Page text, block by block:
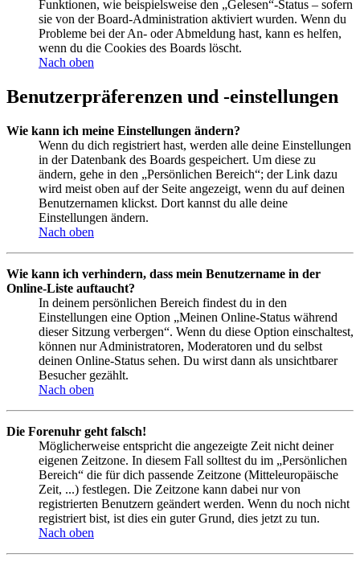
Funktionen, wie beispielsweise den „Gelesen“-Status – sofern
sie von der Board-Administration aktiviert wurden. Wenn du
Probleme bei der An- oder Abmeldung hast, kann es helfen,
wenn du die Cookies des Boards löscht.
Nach oben
Benutzerpräferenzen und -einstellungen
Wie kann ich meine Einstellungen ändern?
Wenn du dich registriert hast, werden alle deine Einstellungen
in der Datenbank des Boards gespeichert. Um diese zu
ändern, gehe in den „Persönlichen Bereich“; der Link dazu
wird meist oben auf der Seite angezeigt, wenn du auf deinen
Benutzernamen klickst. Dort kannst du alle deine
Einstellungen ändern.
Nach oben
Wie kann ich verhindern, dass mein Benutzername in der
Online-Liste auftaucht?
In deinem persönlichen Bereich findest du in den
Einstellungen eine Option „Meinen Online-Status während
dieser Sitzung verbergen“. Wenn du diese Option einschaltest,
können nur Administratoren, Moderatoren und du selbst
deinen Online-Status sehen. Du wirst dann als unsichtbarer
Besucher gezählt.
Nach oben
Die Forenuhr geht falsch!
Möglicherweise entspricht die angezeigte Zeit nicht deiner
eigenen Zeitzone. In diesem Fall solltest du im „Persönlichen
Bereich“ die für dich passende Zeitzone (Mitteleuropäische
Zeit, ...) festlegen. Die Zeitzone kann dabei nur von
registrierten Benutzern geändert werden. Wenn du noch nicht
registriert bist, ist dies ein guter Grund, dies jetzt zu tun.
Nach oben